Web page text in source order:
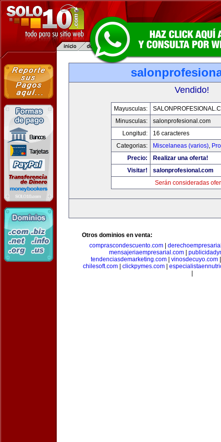
Vendido!
Mayusculas:
Minusculas:
salonprofesional.com
Longitud:
16 caracteres
Categorias:
Miscelaneas (varios),
Precio:
Realizar una oferta!
Visitar!
salonprofesional.com
Serán consideradas
Otros dominios en venta:
comprascondescuento.com
mensajeriaempresarial.com|
tendenciasdemarketing.com| vinosdecuyo.com
chilesoft.com
clickpymes.com